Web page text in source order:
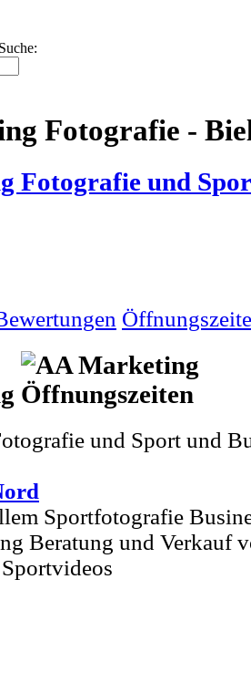
Suche:
Fotografie -
Fotografie und
und Sport und
Sportfotografie
Beratung und Verkauf